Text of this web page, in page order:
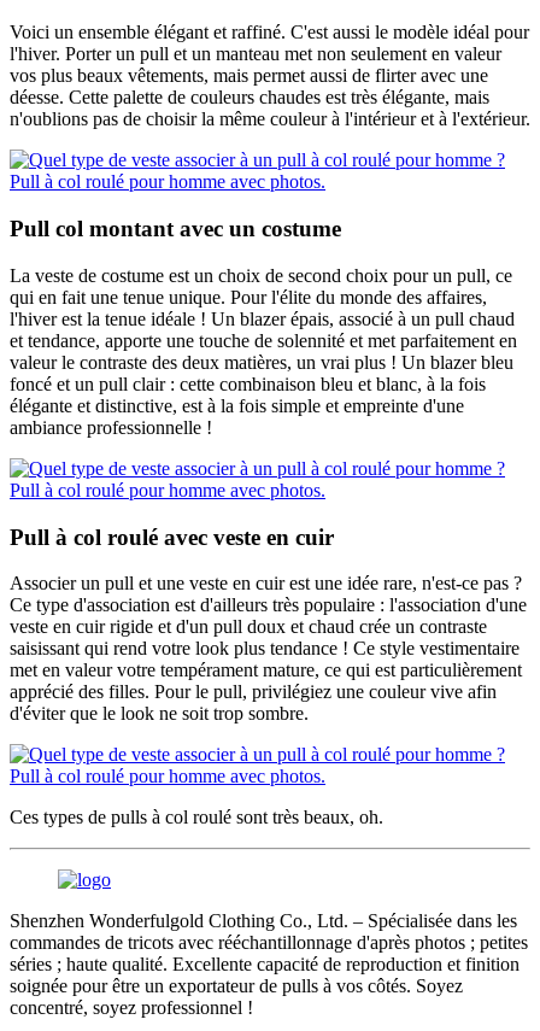
Voici un ensemble élégant et raffiné. C'est aussi le modèle idéal pour
l'hiver. Porter un pull et un manteau met non seulement en valeur
vos plus beaux vêtements, mais permet aussi de flirter avec une
déesse. Cette palette de couleurs chaudes est très élégante, mais
n'oublions pas de choisir la même couleur à l'intérieur et à l'extérieur.
Pull col montant avec un costume
La veste de costume est un choix de second choix pour un pull, ce
qui en fait une tenue unique. Pour l'élite du monde des affaires,
l'hiver est la tenue idéale ! Un blazer épais, associé à un pull chaud
et tendance, apporte une touche de solennité et met parfaitement en
valeur le contraste des deux matières, un vrai plus ! Un blazer bleu
foncé et un pull clair : cette combinaison bleu et blanc, à la fois
élégante et distinctive, est à la fois simple et empreinte d'une
ambiance professionnelle !
Pull à col roulé avec veste en cuir
Associer un pull et une veste en cuir est une idée rare, n'est-ce pas ?
Ce type d'association est d'ailleurs très populaire : l'association d'une
veste en cuir rigide et d'un pull doux et chaud crée un contraste
saisissant qui rend votre look plus tendance ! Ce style vestimentaire
met en valeur votre tempérament mature, ce qui est particulièrement
apprécié des filles. Pour le pull, privilégiez une couleur vive afin
d'éviter que le look ne soit trop sombre.
Ces types de pulls à col roulé sont très beaux, oh.
Shenzhen Wonderfulgold Clothing Co., Ltd. – Spécialisée dans les
commandes de tricots avec rééchantillonnage d'après photos ; petites
séries ; haute qualité. Excellente capacité de reproduction et finition
soignée pour être un exportateur de pulls à vos côtés. Soyez
concentré, soyez professionnel !